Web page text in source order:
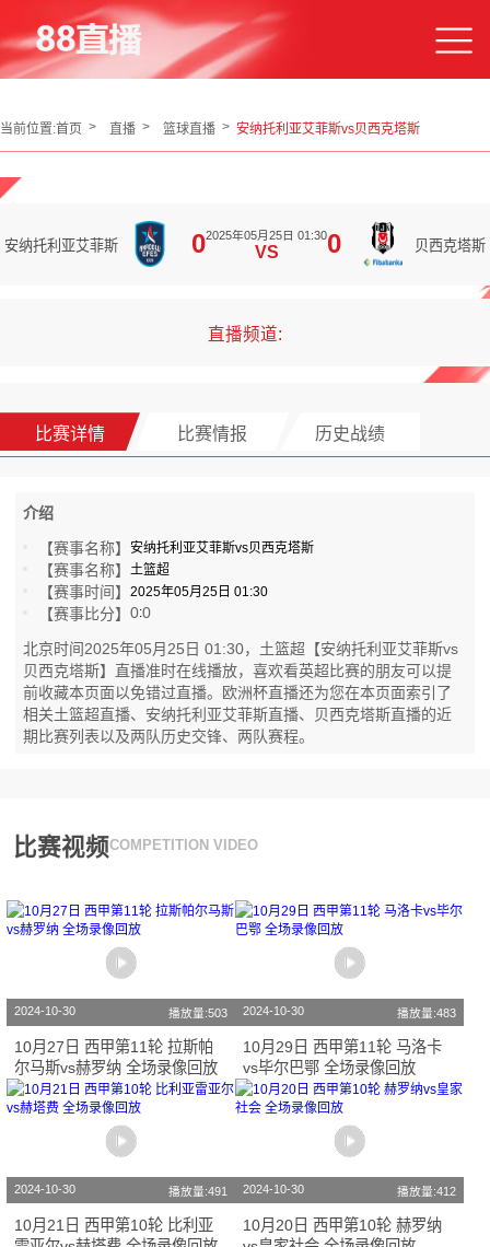
当前位置:首页 直播 篮球直播 安纳托利亚艾菲斯vs贝西克塔斯
安纳托利亚艾菲斯 02025年05月25日 01:30
VS 0 贝西克塔斯
直播频道:
比赛详情 比赛情报 历史战绩
介绍
【赛事名称】安纳托利亚艾菲斯vs贝西克塔斯
【赛事名称】土篮超
【赛事时间】2025年05月25日 01:30
【赛事比分】0:0
北京时间2025年05月25日 01:30，土篮超【安纳托利亚艾菲斯vs
贝西克塔斯】直播准时在线播放，喜欢看英超比赛的朋友可以提
前收藏本页面以免错过直播。欧洲杯直播还为您在本页面索引了
相关土篮超直播、安纳托利亚艾菲斯直播、贝西克塔斯直播的近
期比赛列表以及两队历史交锋、两队赛程。
比赛视频COMPETITION VIDEO
2024-10-30 播放量:503
10月27日 西甲第11轮 拉斯帕
尔马斯vs赫罗纳 全场录像回放
2024-10-30 播放量:483
10月29日 西甲第11轮 马洛卡
vs毕尔巴鄂 全场录像回放
2024-10-30 播放量:491
10月21日 西甲第10轮 比利亚
2024-10-30 播放量:412
10月20日 西甲第10轮 赫罗纳